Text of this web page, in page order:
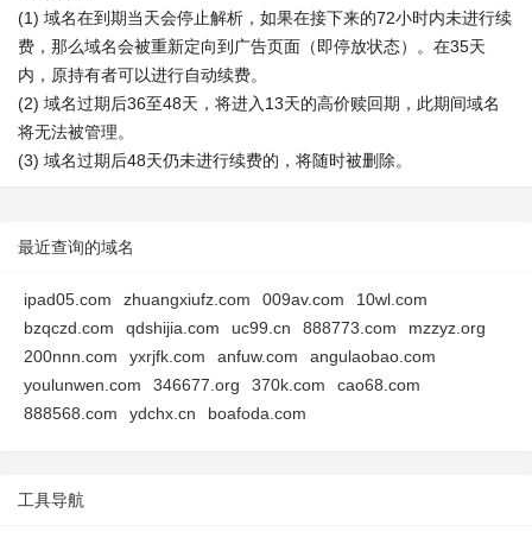
(1) 域名在到期当天会停止解析，如果在接下来的72小时内未进行续
费，那么域名会被重新定向到广告页面（即停放状态）。在35天
内，原持有者可以进行自动续费。
(2) 域名过期后36至48天，将进入13天的高价赎回期，此期间域名
将无法被管理。
(3) 域名过期后48天仍未进行续费的，将随时被删除。
最近查询的域名
ipad05.com zhuangxiufz.com 009av.com
10wl.com
bzqczd.com
qdshijia.com uc99.cn 888773.com
mzzyz.org
200nnn.com
yxrjfk.com anfuw.com
angulaobao.com
youlunwen.com
346677.org 370k.com
cao68.com
888568.com
ydchx.cn boafoda.com
工具导航